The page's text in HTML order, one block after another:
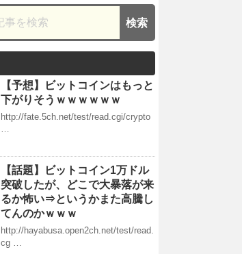
【予想】ビットコインはもっと
下がりそうｗｗｗｗｗｗ
http://fate.5ch.net/test/read.cgi/crypto
…
【話題】ビットコイン1万ドル
突破したが、どこで大暴落が来
るか怖い⇒というかまた高騰し
てんのかｗｗｗ
http://hayabusa.open2ch.net/test/read.
cg …